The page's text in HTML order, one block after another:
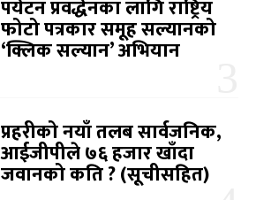
पर्यटन प्रवर्द्धनका लागि राष्ट्रिय
फोटो पत्रकार समूह सल्यानको
‘क्लिक सल्यान’ अभियान
प्रहरीको नयाँ तलब सार्वजनिक,
आईजीपीले ७६ हजार खाँदा
जवानको कति ? (सूचीसहित)